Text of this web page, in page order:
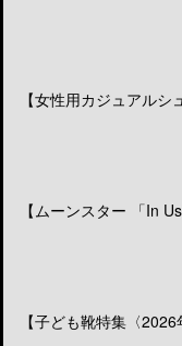
【女性用カジュアル
【ムーンスター 「In
【子ども靴特集〈